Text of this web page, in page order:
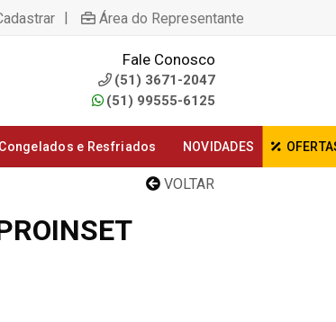
| Área do Representante
Fale Conosco
(51) 3671-2047
(51) 99555-6125
Congelados e Resfriados NOVIDADES
VOLTAR